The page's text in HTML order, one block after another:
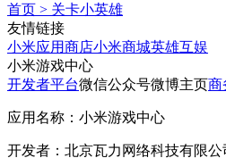
首页 > 关卡小英雄
友情链接
小米应用商店小米商城英雄互娱
小米游戏中心
开发者平台微信公众号微博主页商
应用名称：小米游戏中心
开发者：北京瓦力网络科技有限公